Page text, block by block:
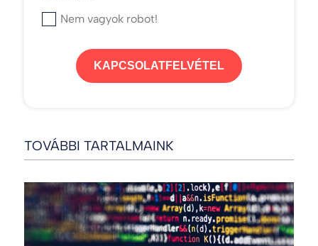
Nem vagyok robot!
KAPCSOLATFELVÉTEL
TOVÁBBI TARTALMAINK